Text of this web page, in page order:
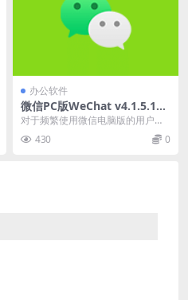
办公软件
微信PC版WeChat v4.1.5.10
正式版 多开防撤回绿色版(撤
对于频繁使用微信电脑版的用户来
说，多账号登录受限和消息被撤回
无疑是两大痛点。微信...
430 0